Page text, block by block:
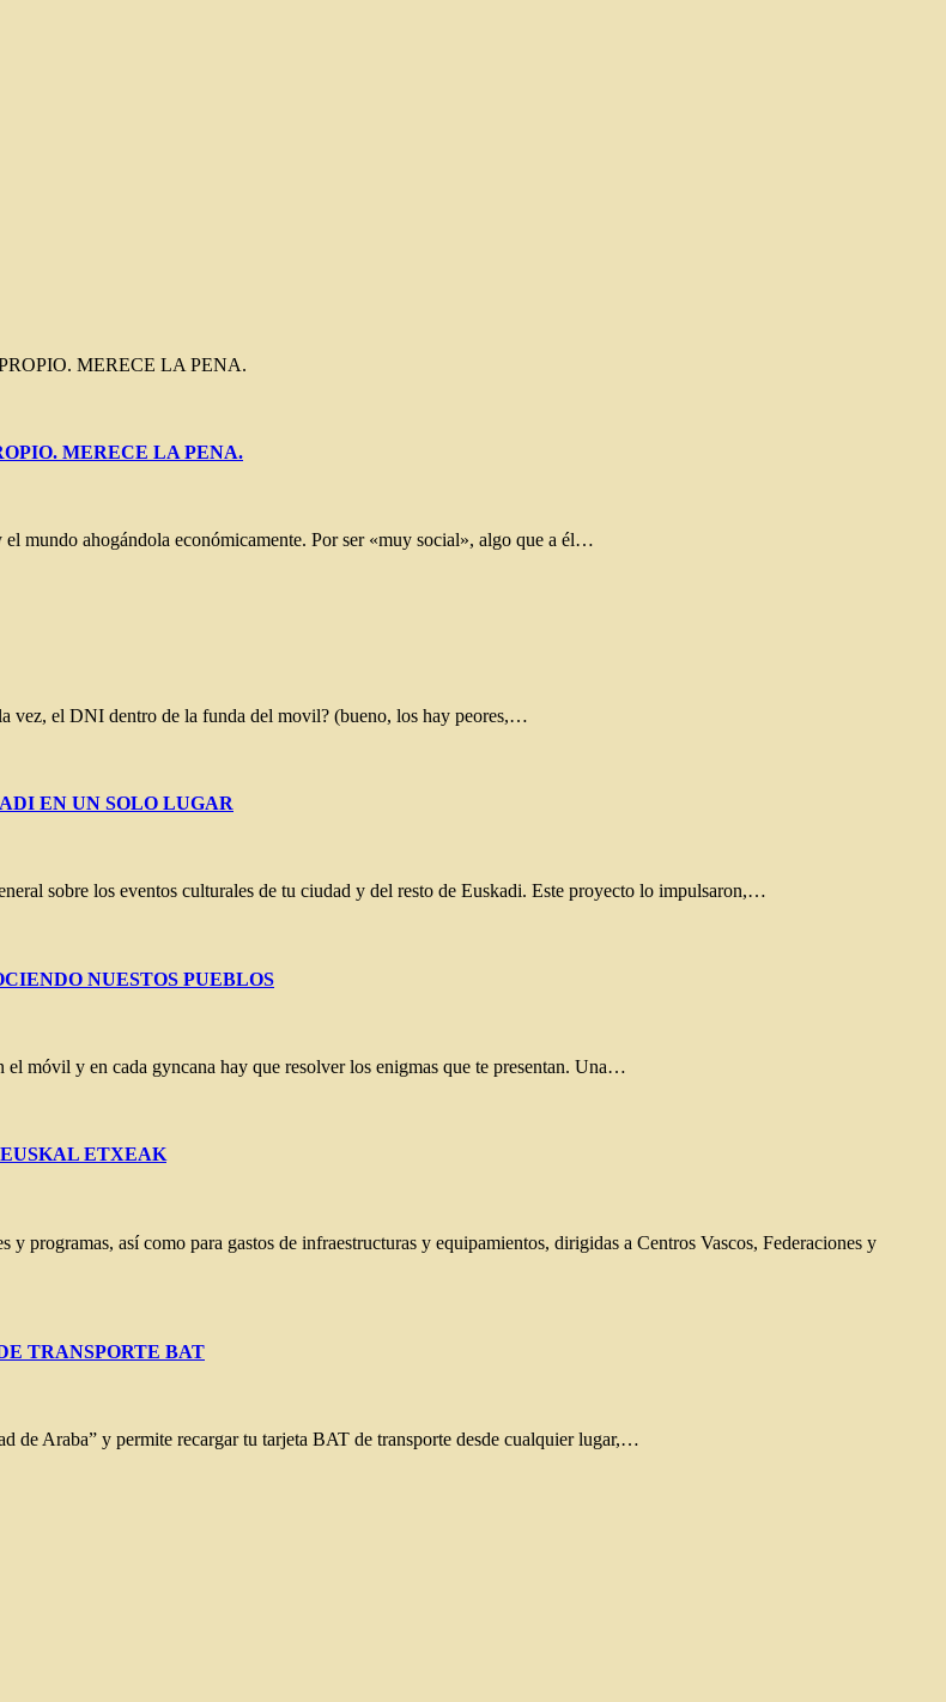
MERECE LA PENA.
MERECE LA PENA.
mundo ahogándola económicamente. Por ser «muy social», algo que a él…
vez, el DNI dentro de la funda del movil? (bueno, los hay peores,…
EN UN SOLO LUGAR
sobre los eventos culturales de tu ciudad y del resto de Euskadi. Este proyecto lo impulsaron,…
NUESTOS PUEBLOS
móvil y en cada gyncana hay que resolver los enigmas que te presentan. Una…
EUSKAL ETXEAK
programas, así como para gastos de infraestructuras y equipamientos, dirigidas a Centros Vascos, Federaciones y
TRANSPORTE BAT
de Araba” y permite recargar tu tarjeta BAT de transporte desde cualquier lugar,…